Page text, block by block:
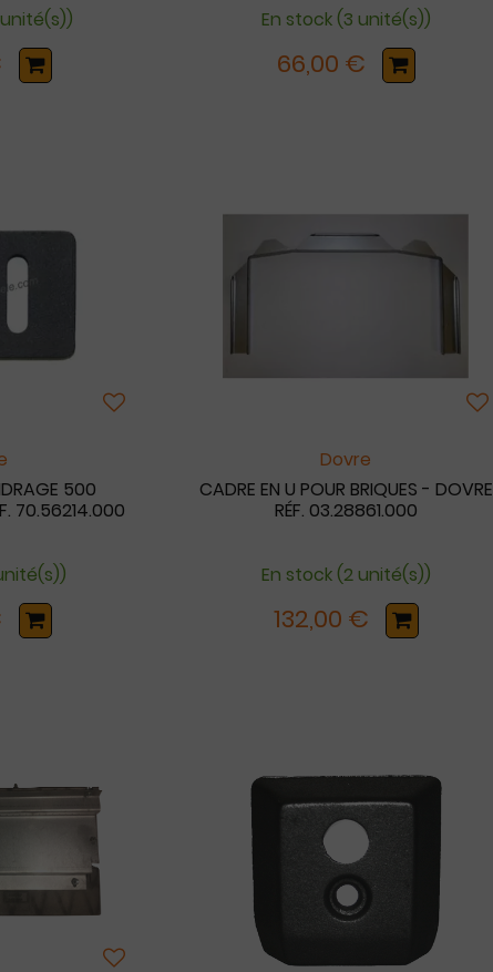
En stock (3 unité(s))
66,00 €
500
70.56214.000
Dovre
CADRE EN U POUR BRIQUES - DOVRE
RÉF. 03.28861.000
En stock (2 unité(s))
132,00 €